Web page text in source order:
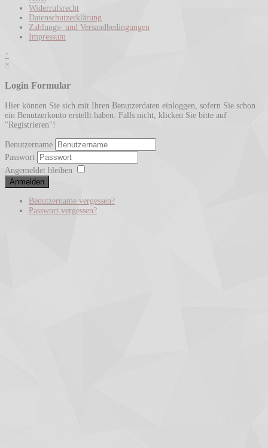
Widerrufsrecht
Datenschutzerklärung
Zahlungs- und Versandbedingungen
Impressum
↑
×
Login Formular
Hier können Sie sich mit Ihren Benutzerdaten einloggen, sofern Sie schon
ein Benutzerkonto erstellt haben. Falls nicht, klicken Sie bitte auf
"Registrieren"!
Benutzername
Passwort
Angemeldet bleiben
Anmelden
Benutzername vergessen?
Passwort vergessen?